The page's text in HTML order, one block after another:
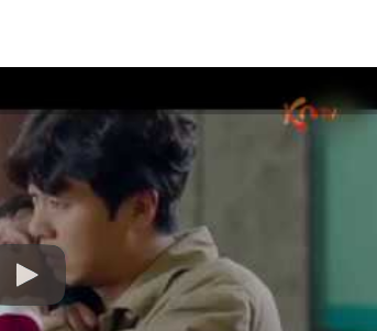
える“会いたいでしょ？” Big News TV
出演確定…“台本を見た瞬間惹かれた” 20180123
– 그리고 그려도 (Miss You In My Heart)
なぜそうか」出演で話題 Big News TV